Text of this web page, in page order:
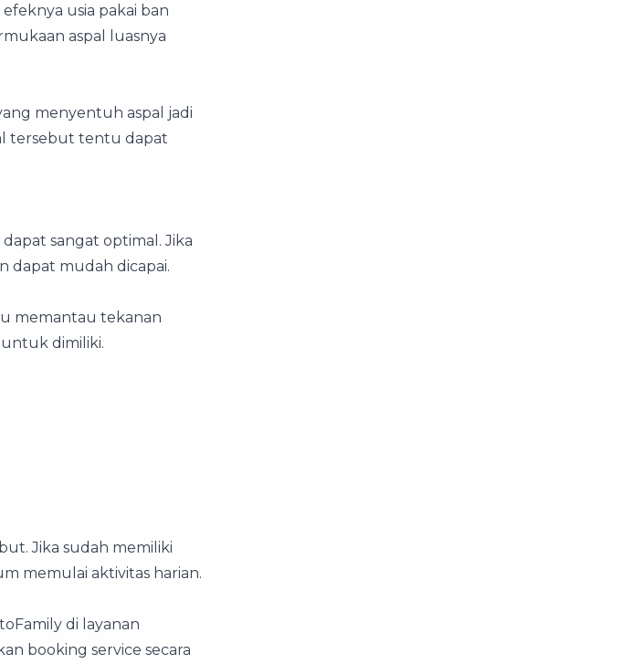
usia pakai ban
aspal luasnya
menyentuh aspal jadi
tersebut tentu dapat
sangat optimal. Jika
dapat mudah dicapai.
memantau tekanan
dimiliki.
Jika sudah memiliki
memulai aktivitas harian.
di layanan
booking service secara